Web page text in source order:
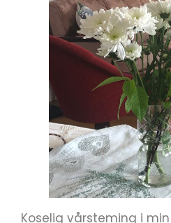
Koselig vårsteming i